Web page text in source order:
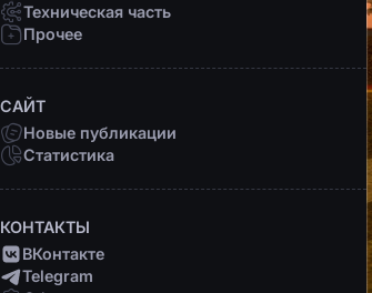
Техническая часть
Прочее
САЙТ
Новые публикации
Статистика
КОНТАКТЫ
ВКонтакте
Telegram